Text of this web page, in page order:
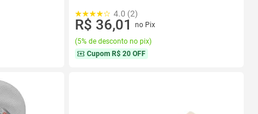
4.0 (2)
R$ 36,01
no Pix
(5% de desconto no pix)
Cupom R$ 20 OFF